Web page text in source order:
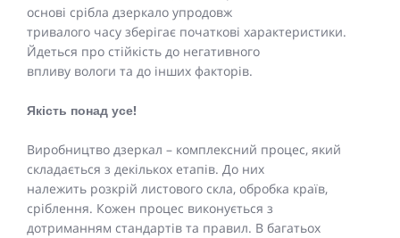
основі срібла дзеркало упродовж
тривалого часу зберігає початкові характеристики.
Йдеться про стійкість до негативного
впливу вологи та до інших факторів.
Якість понад усе!
Виробництво дзеркал – комплексний процес, який
складається з декількох етапів. До них
належить розкрій листового скла, обробка країв,
сріблення. Кожен процес виконується з
дотриманням стандартів та правил. В багатьох